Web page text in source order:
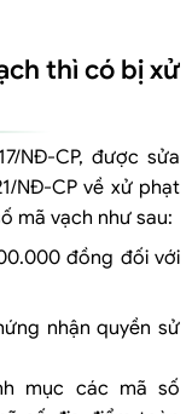
thì có bị xử
NĐ-CP, được sửa
NĐ-CP về xử phạt
mã vạch như sau:
đồng đối với
nhận quyền sử
mục các mã số